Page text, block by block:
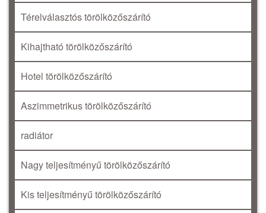
Térelválasztós törölközőszárító
Kihajtható törölközőszárító
Hotel törölközőszárító
Aszimmetrikus törölközőszárító
radiátor
Nagy teljesítményű törölközőszárító
Kis teljesítményű törölközőszárító